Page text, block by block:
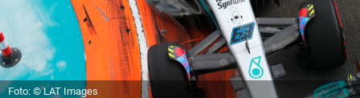
Foto: © LAT Images